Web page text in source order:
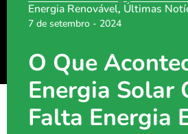
Energia Renovável, Últimas
7 de setembro - 2024
O Que
Energia Solar
Falta Energia